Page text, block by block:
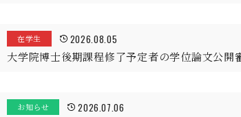
在学生 2026.08.05
大学院博士後期課程修了予定者の学位論文公開
お知らせ 2026.07.06